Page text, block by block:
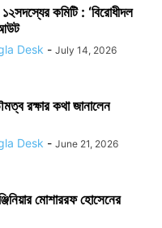
কমিটি : ‘বিরোধীদল
Desk - July 14, 2026
রক্ষার কথা জানালেন
Desk - June 21, 2026
মোশাররফ হোসেনের